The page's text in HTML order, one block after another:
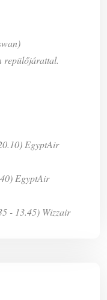
repülőjárattal.
EgyptAir
EgyptAir
- 13.45) Wizzair